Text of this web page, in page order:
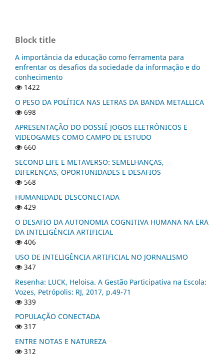
Block title
A importância da educação como ferramenta para
enfrentar os desafios da sociedade da informação e do
conhecimento
1422
O PESO DA POLÍTICA NAS LETRAS DA BANDA METALLICA
698
APRESENTAÇÃO DO DOSSIÊ JOGOS ELETRÔNICOS E
VIDEOGAMES COMO CAMPO DE ESTUDO
660
SECOND LIFE E METAVERSO: SEMELHANÇAS,
DIFERENÇAS, OPORTUNIDADES E DESAFIOS
568
HUMANIDADE DESCONECTADA
429
O DESAFIO DA AUTONOMIA COGNITIVA HUMANA NA ERA
DA INTELIGÊNCIA ARTIFICIAL
406
USO DE INTELIGÊNCIA ARTIFICIAL NO JORNALISMO
347
Resenha: LUCK, Heloisa. A Gestão Participativa na Escola:
Vozes, Petrópolis: RJ, 2017, p.49-71
339
POPULAÇÃO CONECTADA
317
ENTRE NOTAS E NATUREZA
312